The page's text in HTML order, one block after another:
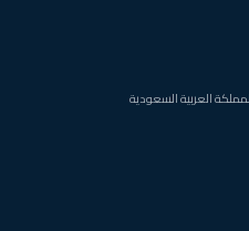
العربية السعودية